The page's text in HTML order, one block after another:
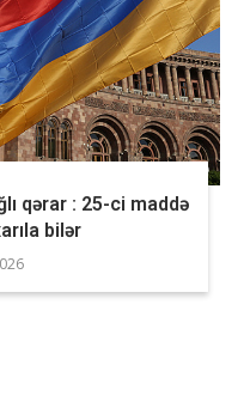
qərar : 25-ci maddə
bilər